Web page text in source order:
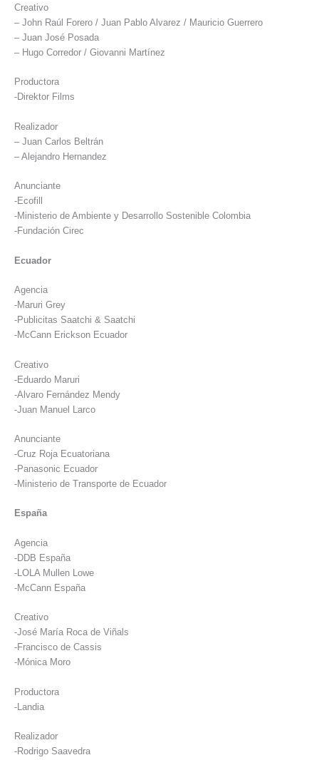
Creativo
– John Raúl Forero / Juan Pablo Alvarez / Mauricio Guerrero
– Juan José Posada
– Hugo Corredor / Giovanni Martínez
Productora
-Direktor Films
Realizador
– Juan Carlos Beltrán
– Alejandro Hernandez
Anunciante
-Ecofill
-Ministerio de Ambiente y Desarrollo Sostenible Colombia
-Fundación Cirec
Ecuador
Agencia
-Maruri Grey
-Publicitas Saatchi & Saatchi
-McCann Erickson Ecuador
Creativo
-Eduardo Maruri
-Alvaro Fernández Mendy
-Juan Manuel Larco
Anunciante
-Cruz Roja Ecuatoriana
-Panasonic Ecuador
-Ministerio de Transporte de Ecuador
España
Agencia
-DDB España
-LOLA Mullen Lowe
-McCann España
Creativo
-José María Roca de Viñals
-Francisco de Cassis
-Mónica Moro
Productora
-Landia
Realizador
-Rodrigo Saavedra